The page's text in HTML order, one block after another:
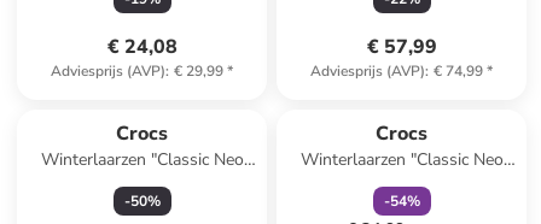
€ 24,08
Adviesprijs (AVP): € 29,99*
€ 57,99
Adviesprijs (AVP): € 74,99*
Crocs
Winterlaarzen "Classic Neo
Puff" donkerblauw
-50%
Crocs
Winterlaarzen "Classic Neo
Puff" donkerblauw
-54%